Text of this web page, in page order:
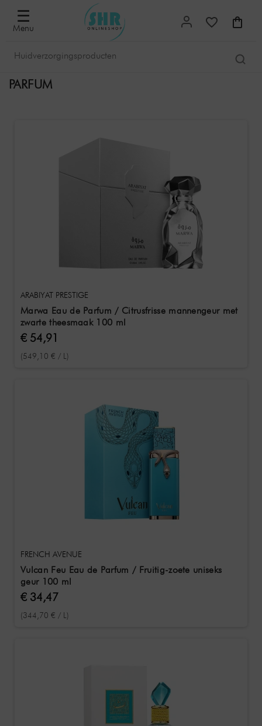
☰
Menu
PARFUM
ARABIYAT PRESTIGE
Marwa Eau de Parfum / Citrusfrisse mannengeur met
zwarte theesmaak 100 ml
€ 54,91
(549,10 € / L)
FRENCH AVENUE
Vulcan Feu Eau de Parfum / Fruitig-zoete uniseks
geur 100 ml
€ 34,47
(344,70 € / L)